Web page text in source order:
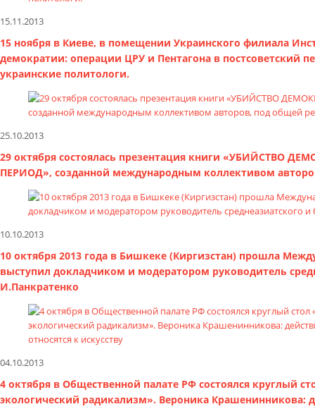
15.11.2013
15 ноября в Киеве, в помещении Украинского филиала
демократии: операции ЦРУ и Пентагона в постсоветский
украинские политологи.
25.10.2013
29 октября состоялась презентация книги «УБИЙСТВО
ПЕРИОД», созданной международным коллективом
10.10.2013
10 октября 2013 года в Бишкеке (Киргизстан) прошла
выступил докладчиком и модератором руководитель
И.Панкратенко
04.10.2013
4 октября в Общественной палате РФ состоялся круглый
экологический радикализм». Вероника Крашенинникова: